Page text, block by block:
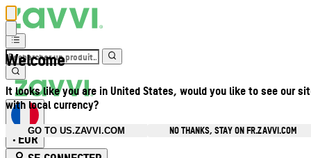
Welcome
It looks like you are in United States, would you like to see our
with local currency?
GO TO US.ZAVVI.COM
NO THANKS, STAY ON FR.ZAVVI.COM
• EUR